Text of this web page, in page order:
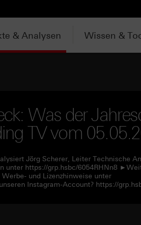
& Analysen Wissen &
Was der
TV vom
Jörg Scherer, Leiter Technische
unter https://grp.hsbc/6054RHNn8
und Lizenzhinweise unter
Instagram-Account? https://